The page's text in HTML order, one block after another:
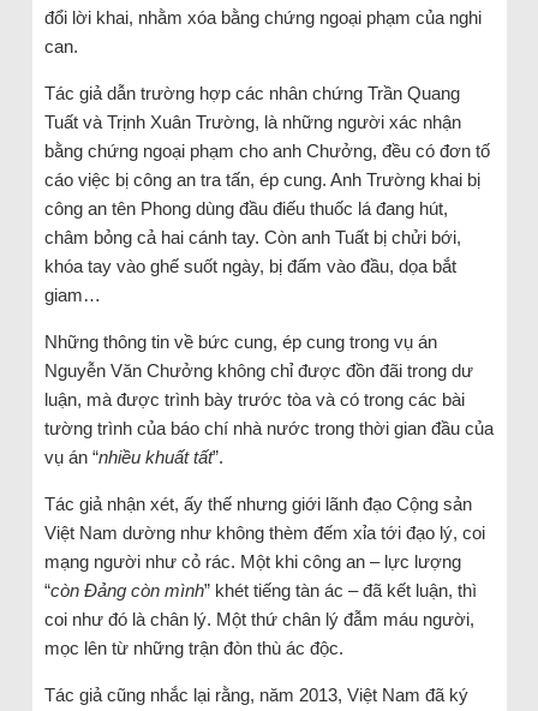
đổi lời khai, nhằm xóa bằng chứng ngoại phạm của nghi
can.
Tác giả dẫn trường hợp các nhân chứng Trần Quang
Tuất và Trịnh Xuân Trường, là những người xác nhận
bằng chứng ngoại phạm cho anh Chưởng, đều có đơn tố
cáo việc bị công an tra tấn, ép cung. Anh Trường khai bị
công an tên Phong dùng đầu điếu thuốc lá đang hút,
châm bỏng cả hai cánh tay. Còn anh Tuất bị chửi bới,
khóa tay vào ghế suốt ngày, bị đấm vào đầu, dọa bắt
giam…
Những thông tin về bức cung, ép cung trong vụ án
Nguyễn Văn Chưởng không chỉ được đồn đãi trong dư
luận, mà được trình bày trước tòa và có trong các bài
tường trình của báo chí nhà nước trong thời gian đầu của
vụ án “nhiều khuất tất”.
Tác giả nhận xét, ấy thế nhưng giới lãnh đạo Cộng sản
Việt Nam dường như không thèm đếm xỉa tới đạo lý, coi
mạng người như cỏ rác. Một khi công an – lực lượng
“còn Đảng còn mình” khét tiếng tàn ác – đã kết luận, thì
coi như đó là chân lý. Một thứ chân lý đẫm máu người,
mọc lên từ những trận đòn thù ác độc.
Tác giả cũng nhắc lại rằng, năm 2013, Việt Nam đã ký